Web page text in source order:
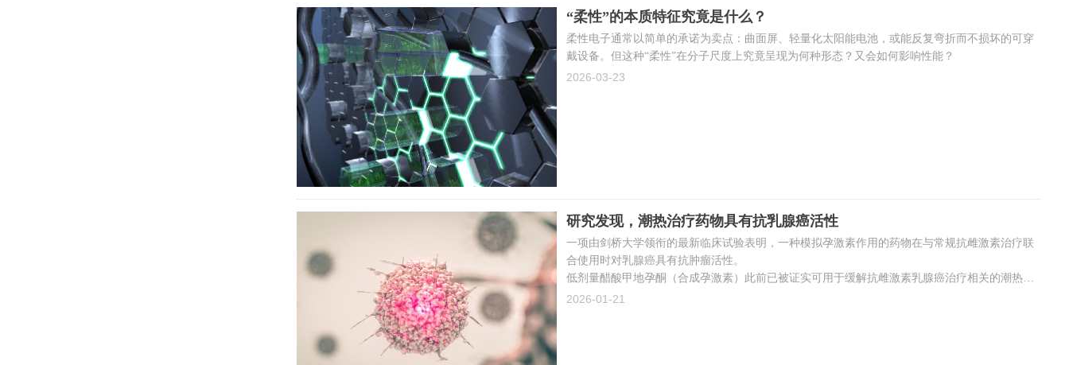
“柔性”的本质特征究竟是什么？
柔性电子通常以简单的承诺为卖点：曲面屏、轻量化太阳能电池，或能反复弯折而不损坏的可穿
戴设备。但这种“柔性”在分子尺度上究竟呈现为何种形态？又会如何影响性能？
2026-03-23
研究发现，潮热治疗药物具有抗乳腺癌活性
一项由剑桥大学领衔的最新临床试验表明，一种模拟孕激素作用的药物在与常规抗雌激素治疗联
合使用时对乳腺癌具有抗肿瘤活性。
低剂量醋酸甲地孕酮（合成孕激素）此前已被证实可用于缓解抗雌激素乳腺癌治疗相关的潮热症
状，从而帮助患者继续接受治疗。PIONEER 试验最新结果显示，在抗雌激素治疗基础上联合低剂
2026-01-21